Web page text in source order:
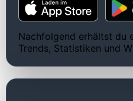
Nachfolgend erhältst du
Trends, Statistiken und